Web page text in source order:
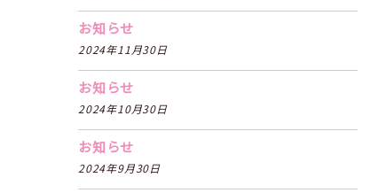
お知らせ
2024年11月30日
お知らせ
2024年10月30日
お知らせ
2024年9月30日